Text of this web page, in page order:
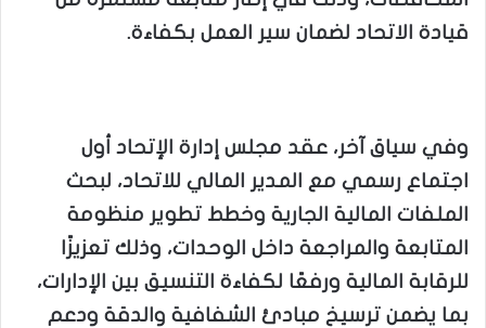
قيادة الاتحاد لضمان سير العمل بكفاءة.
وفي سياق آخر، عقد مجلس إدارة الإتحاد أول
اجتماع رسمي مع المدير المالي للاتحاد، لبحث
الملفات المالية الجارية وخطط تطوير منظومة
المتابعة والمراجعة داخل الوحدات، وذلك تعزيزًا
للرقابة المالية ورفعًا لكفاءة التنسيق بين الإدارات،
بما يضمن ترسيخ مبادئ الشفافية والدقة ودعم